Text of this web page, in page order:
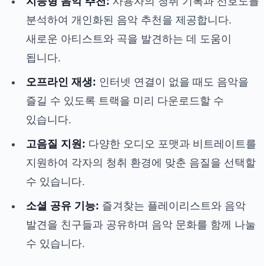
분석하여 개인화된 음악 추천을 제공합니다.
새로운 아티스트와 곡을 발견하는 데 도움이
됩니다.
오프라인 재생: 인터넷 연결이 없을 때도 음악을
즐길 수 있도록 트랙을 미리 다운로드할 수
있습니다.
고음질 지원: 다양한 오디오 포맷과 비트레이트를
지원하여 각자의 청취 환경에 맞춘 음질을 선택할
수 있습니다.
소셜 공유 기능: 즐겨찾는 플레이리스트와 음악
발견을 친구들과 공유하며 음악 문화를 함께 나눌
수 있습니다.